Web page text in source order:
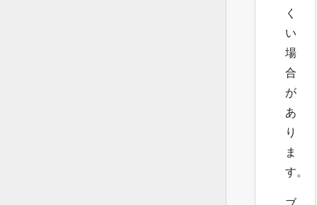
く
い
場
合
が
あ
り
ま
す。